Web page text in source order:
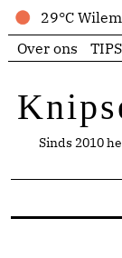
29°C
Over ons
Sinds 2010